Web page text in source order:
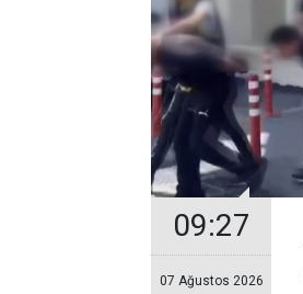
09:27
07 Ağustos 2026